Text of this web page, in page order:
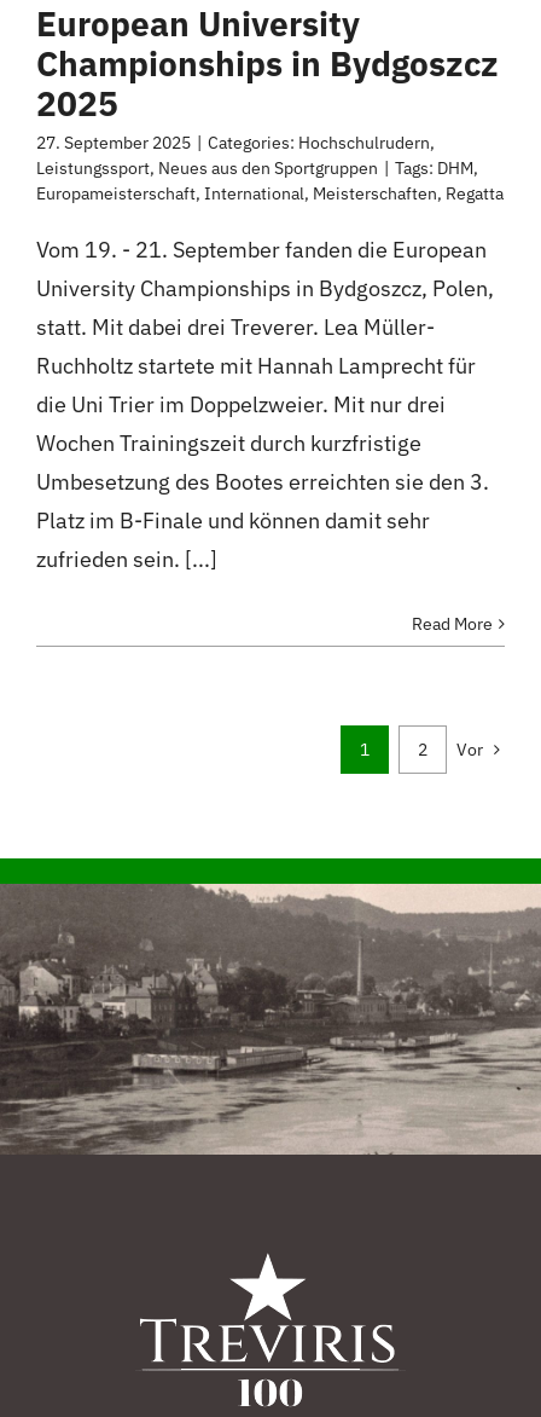
European University
Championships in Bydgoszcz
2025
27. September 2025 | Categories: Hochschulrudern,
Leistungssport, Neues aus den Sportgruppen | Tags: DHM,
Europameisterschaft, International, Meisterschaften, Regatta
Vom 19. - 21. September fanden die European
University Championships in Bydgoszcz, Polen,
statt. Mit dabei drei Treverer. Lea Müller-
Ruchholtz startete mit Hannah Lamprecht für
die Uni Trier im Doppelzweier. Mit nur drei
Wochen Trainingszeit durch kurzfristige
Umbesetzung des Bootes erreichten sie den 3.
Platz im B-Finale und können damit sehr
zufrieden sein. [...]
Read More
1 2 Vor